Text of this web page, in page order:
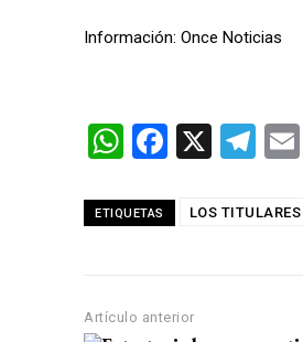
Información: Once Noticias
W
at
p
F
ce
o
X
T
e
ETIQUETAS LOS TITULARES
Artículo anterior